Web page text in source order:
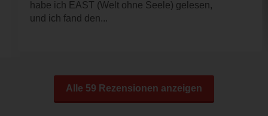
habe ich EAST (Welt ohne Seele) gelesen,
und ich fand den...
Alle 59 Rezensionen anzeigen